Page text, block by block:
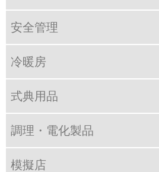
安全管理
冷暖房
式典用品
調理・電化製品
模擬店